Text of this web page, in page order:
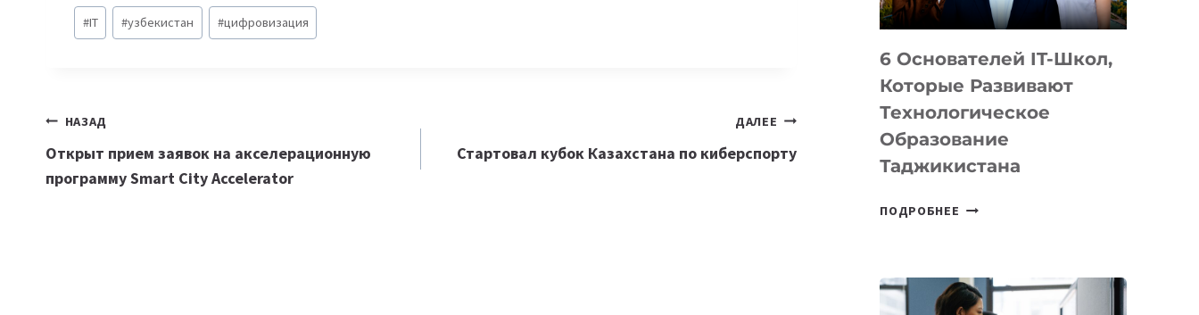
Метки
записи:
#IT #узбекистан #цифровизация
Навигация
по
НАЗАД
Открыт прием заявок на акселерационную
программу Smart City Accelerator
ДАЛЕЕ
Стартовал кубок Казахстана по киберспорту
OPENAI
6 Основателей IT-Школ,
Которые Развивают
Технологическое
Образование
Таджикистана
ПОДРОБНЕЕ
КОТОРЫЕ